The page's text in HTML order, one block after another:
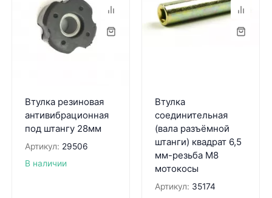
Втулка резиновая
антивибрационная
под штангу 28мм
Артикул: 29506
В наличии
Втулка
соединительная
(вала разъёмной
штанги) квадрат 6,5
мм-резьба М8
мотокосы
Артикул: 35174